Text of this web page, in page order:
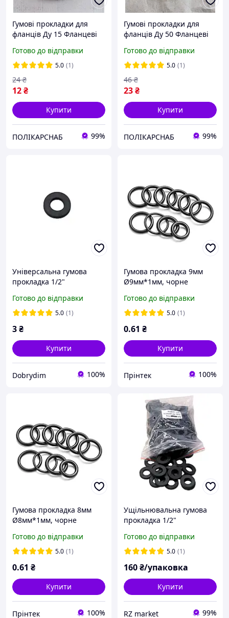
Гумові прокладки для
фланців Ду 15 Фланцеві
Ущільнювальні гумові
прокладки
Готово до відправки
5.0 (1)
12₴
24 ₴
Купити
ПОЛІКАРСНАБ 99%
Гумові прокладки для
фланців Ду 50 Фланцеві
Ущільнювальні гумові
прокладки
Готово до відправки
5.0 (1)
23₴
46 ₴
Купити
ПОЛІКАРСНАБ 99%
Універсальна гумова
прокладка 1/2"
Готово до відправки
5.0 (1)
3₴
Купити
Dobrydim 100%
Гумова прокладка 9мм
Ø9мм*1мм, чорне
Готово до відправки
5.0 (1)
0.61 ₴
Купити
Прінтек 100%
Гумова прокладка 8мм
Ø8мм*1мм, чорне
Готово до відправки
5.0 (1)
0.61 ₴
Купити
Прінтек 100%
Ущільнювальна гумова
прокладка 1/2"
(упаковка)
Готово до відправки
5.0 (1)
160₴/упаковка
Купити
RZ market 99%